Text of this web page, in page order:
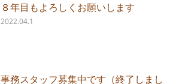
８年目もよろしくお願いします
2022.04.1
事務スタッフ募集中です（終了しまし